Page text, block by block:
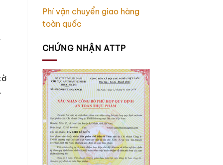
Phí vận chuyển giao hàng
toàn quốc
CHỨNG NHẬN ATTP